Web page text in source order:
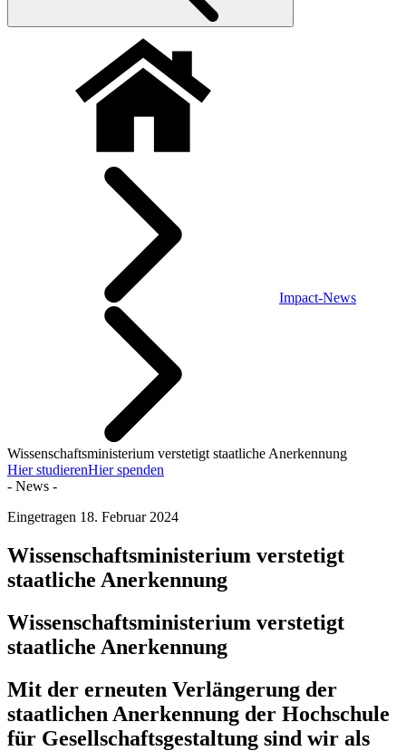
Impact-News
Wissenschaftsministerium verstetigt staatliche Anerkennung
Hier studierenHier spenden
- News -
Eingetragen 18. Februar 2024
Wissenschaftsministerium verstetigt
staatliche Anerkennung
Wissenschaftsministerium verstetigt
staatliche Anerkennung
Mit der erneuten Verlängerung der
staatlichen Anerkennung der Hochschule
für Gesellschaftsgestaltung sind wir als